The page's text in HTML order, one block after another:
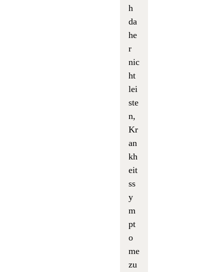
h
da
he
r
nic
ht
lei
ste
n,
Kr
an
kh
eit
ss
y
m
pt
o
me
zu